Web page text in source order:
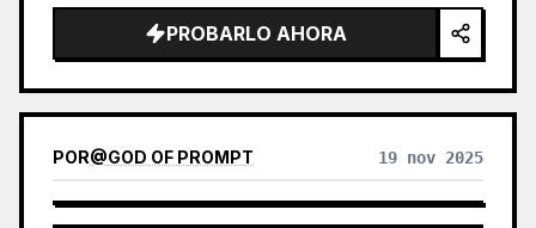
PROBARLO AHORA
POR@GOD OF PROMPT 19 nov 2025